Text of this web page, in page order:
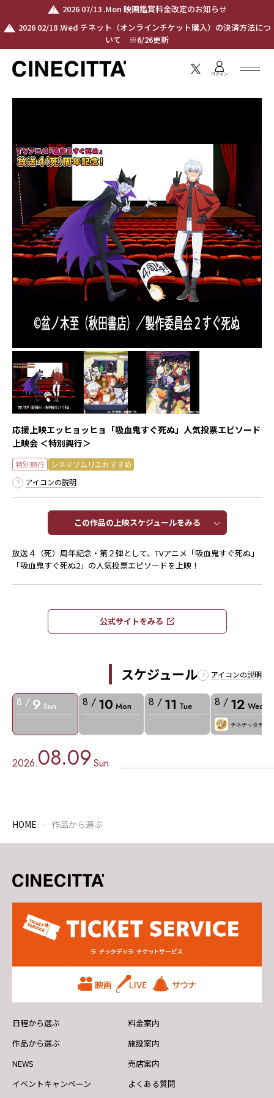
2026 07/13 .Mon 映画鑑賞料金改定のお知らせ
2026 02/18 .Wed チネット（オンラインチケット購入）の決済方法につ
いて ※6/26更新
ログイン
応援上映エッヒョッヒョ「吸血鬼すぐ死ぬ」人気投票エピソード
上映会 ＜特別興行＞
特別興行
シネマソムリエおすすめ
アイコンの説明
この作品の上映スケジュールをみる​​
放送４（死）周年記念・第２弾として、TVアニメ「吸血鬼すぐ死ぬ」
「吸血鬼すぐ死ぬ2」の人気投票エピソードを上映！
公式サイトをみる​​
スケジュール アイコンの説明
8 / 9 Sun 8 / 10 Mon 8 / 11 Tue 8 / 12 Wed
チネチッタデー
2026.08.09 Sun
HOME 作品から選ぶ
日程から選ぶ
作品から選ぶ
NEWS
イベントキャンペーン
料金案内
施設案内
売店案内
よくある質問